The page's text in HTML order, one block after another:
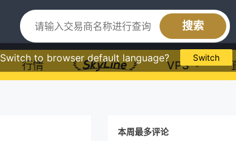
搜索
Switch to browser default language? Switch
行情 VPS
本周最多评论